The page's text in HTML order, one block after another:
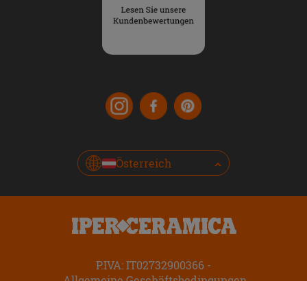
Österreich
P.IVA: IT02732900366